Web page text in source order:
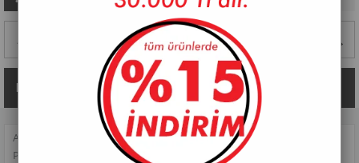
ANASAYFA MUTFAK AKSESUARLARI > YAĞLIK & SIRKELIK
PAÇİ-LUCY 4'LÜ STANDLI YAĞLIK SİRKELİK SETİ